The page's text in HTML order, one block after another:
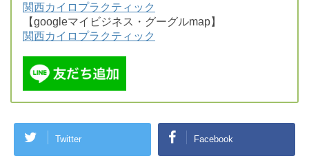
関西カイロプラクティック
【googleマイビジネス・グーグルmap】
関西カイロプラクティック
Twitter Facebook